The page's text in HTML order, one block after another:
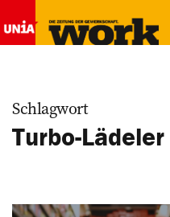
Schlagwort
Turbo-Lädeler